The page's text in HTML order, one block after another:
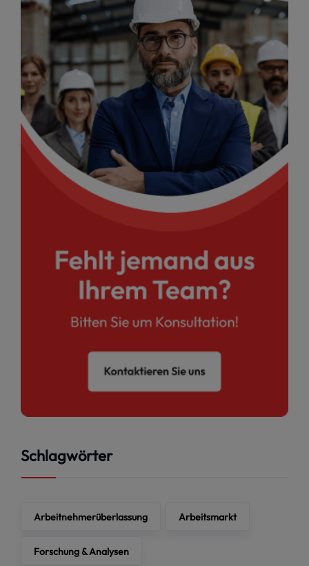
Schlagwörter
Arbeitnehmerüberlassung Arbeitsmarkt
Forschung & Analysen